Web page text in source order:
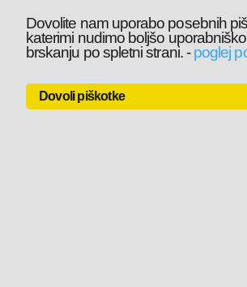
Dovolite nam uporabo posebnih
katerimi nudimo boljšo
brskanju po spletni strani.-poglej
Dovoli piškotke